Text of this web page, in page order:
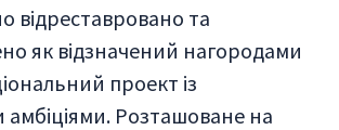
відреставровано та
як відзначений нагородами
проект із
Розташоване на